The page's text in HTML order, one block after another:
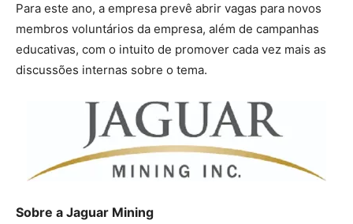
Para este ano, a empresa prevê abrir vagas para novos
membros voluntários da empresa, além de campanhas
educativas, com o intuito de promover cada vez mais as
discussões internas sobre o tema.
Sobre a Jaguar Mining